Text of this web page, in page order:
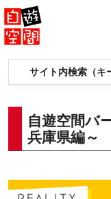
Skip
to
content
サイト内検索（キ
自遊空間バ
兵庫県編～
English 中